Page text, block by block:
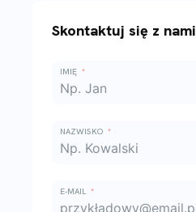
Skontaktuj się z nami
IMIĘ
NAZWISKO
E-MAIL